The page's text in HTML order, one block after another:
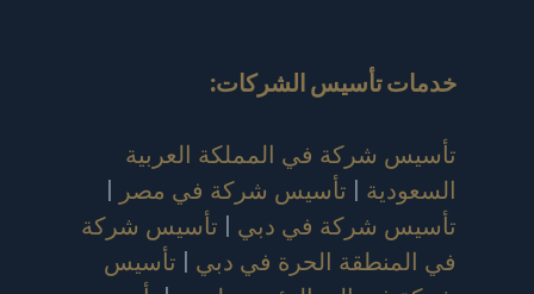
خدمات تأسيس الشركات:
تأسيس شركة في المملكة العربية
السعودية | تأسيس شركة في مصر |
تأسيس شركة في دبي | تأسيس شركة
في المنطقة الحرة في دبي | تأسيس